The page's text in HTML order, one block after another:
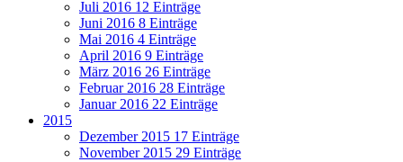
Juli 2016 12 Einträge
Juni 2016 8 Einträge
Mai 2016 4 Einträge
April 2016 9 Einträge
März 2016 26 Einträge
Februar 2016 28 Einträge
Januar 2016 22 Einträge
2015
Dezember 2015 17 Einträge
November 2015 29 Einträge